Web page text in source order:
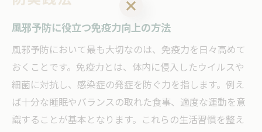
風邪予防に役立つ免疫力向上の方法
風邪予防において最も大切なのは、免疫力を日々高めて
おくことです。免疫力とは、体内に侵入したウイルスや
細菌に対抗し、感染症の発症を防ぐ力を指します。例え
ば十分な睡眠やバランスの取れた食事、適度な運動を意
識することが基本となります。これらの生活習慣を整え